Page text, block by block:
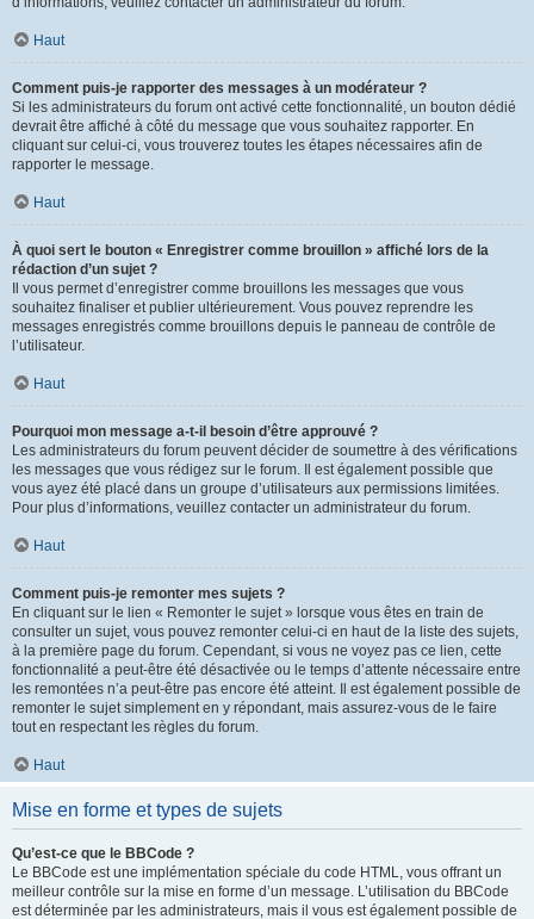
Haut
Comment puis-je rapporter des messages à un modérateur ?
Si les administrateurs du forum ont activé cette fonctionnalité, un bouton dédié
devrait être affiché à côté du message que vous souhaitez rapporter. En
cliquant sur celui-ci, vous trouverez toutes les étapes nécessaires afin de
rapporter le message.
Haut
À quoi sert le bouton « Enregistrer comme brouillon » affiché lors de la
rédaction d’un sujet ?
Il vous permet d’enregistrer comme brouillons les messages que vous
souhaitez finaliser et publier ultérieurement. Vous pouvez reprendre les
messages enregistrés comme brouillons depuis le panneau de contrôle de
l’utilisateur.
Haut
Pourquoi mon message a-t-il besoin d’être approuvé ?
Les administrateurs du forum peuvent décider de soumettre à des vérifications
les messages que vous rédigez sur le forum. Il est également possible que
vous ayez été placé dans un groupe d’utilisateurs aux permissions limitées.
Pour plus d’informations, veuillez contacter un administrateur du forum.
Haut
Comment puis-je remonter mes sujets ?
En cliquant sur le lien « Remonter le sujet » lorsque vous êtes en train de
consulter un sujet, vous pouvez remonter celui-ci en haut de la liste des sujets,
à la première page du forum. Cependant, si vous ne voyez pas ce lien, cette
fonctionnalité a peut-être été désactivée ou le temps d’attente nécessaire entre
les remontées n’a peut-être pas encore été atteint. Il est également possible de
remonter le sujet simplement en y répondant, mais assurez-vous de le faire
tout en respectant les règles du forum.
Haut
Mise en forme et types de sujets
Qu’est-ce que le BBCode ?
Le BBCode est une implémentation spéciale du code HTML, vous offrant un
meilleur contrôle sur la mise en forme d’un message. L’utilisation du BBCode
est déterminée par les administrateurs, mais il vous est également possible de